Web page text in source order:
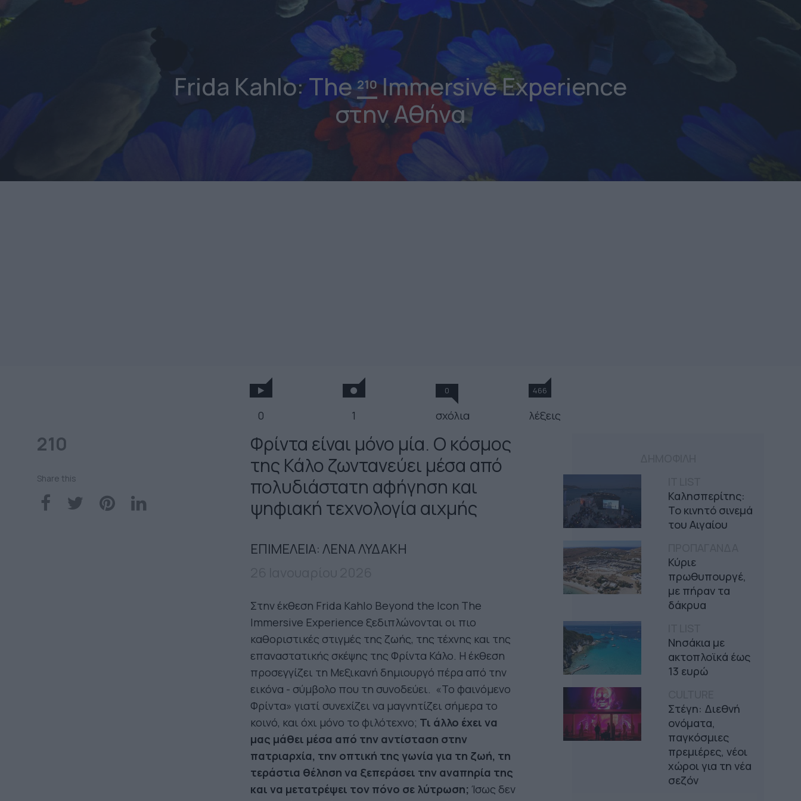
Frida Kahlo: The210Immersive Experience
στην Αθήνα
0 1
0
σχόλια
466
λέξεις
210
Share this
Καλησπερίτης:
Το κινητό σινεμά
του Αιγαίου
Κύριε
πρωθυπουργέ,
με πήραν τα
δάκρυα
Νησάκια με
ακτοπλοϊκά έως
13 ευρώ
Στέγη: Διεθνή
ονόματα,
παγκόσμιες
πρεμιέρες, νέοι
χώροι για τη νέα
σεζόν
Φρίντα είναι μόνο μία. O κόσμος
της Κάλο ζωντανεύει μέσα από
πολυδιάστατη αφήγηση και
ψηφιακή τεχνολογία αιχμής
ΕΠΙΜΕΛΕΙΑ: ΛΕΝΑ ΛΥΔΑΚΗ
Στην έκθεση Frida Kahlo Beyond the Icon The
Immersive Experience ξεδιπλώνονται οι πιο
καθοριστικές στιγμές της ζωής, της τέχνης και της
επαναστατικής σκέψης της Φρίντα Κάλο. Η έκθεση
προσεγγίζει τη Μεξικανή δημιουργό πέρα από την
εικόνα - σύμβολο που τη συνοδεύει. «Το φαινόμενο
Φρίντα» γιατί συνεχίζει να μαγνητίζει σήμερα το
κοινό, και όχι μόνο το φιλότεχνο; Τι άλλο έχει να
μας μάθει μέσα από την αντίσταση στην
πατριαρχία, την οπτική της γωνία για τη ζωή, τη
τεράστια θέληση να ξεπεράσει την αναπηρία της
και να μετατρέψει τον πόνο σε λύτρωση; Ίσως δεν